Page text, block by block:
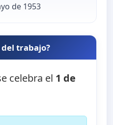
de 1953
del trabajo?
celebra el 1 de